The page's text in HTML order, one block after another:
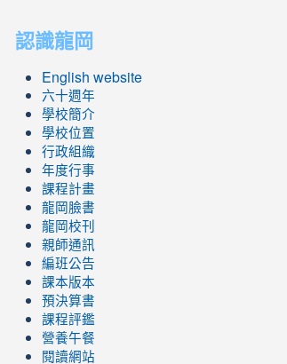
認識龍岡
English website
六十週年
學校簡介
學校位置
行政組織
年度行事
課程計畫
龍岡臉書
龍岡校刊
親師通訊
編班公告
課本版本
預決算書
課程評鑑
營養午餐
閱讀網站